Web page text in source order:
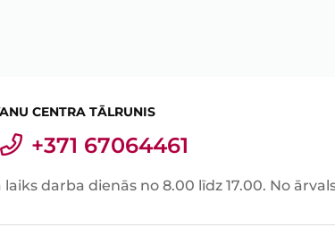
CENTRA TĀLRUNIS
+371 67064461
darba dienās no 8.00 līdz 17.00. No